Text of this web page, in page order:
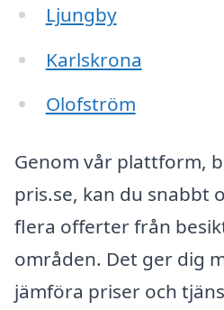
Ljungby
Karlskrona
Olofström
Genom vår plattform,
pris.se, kan du snabbt
flera offerter från
områden. Det ger dig
jämföra priser och